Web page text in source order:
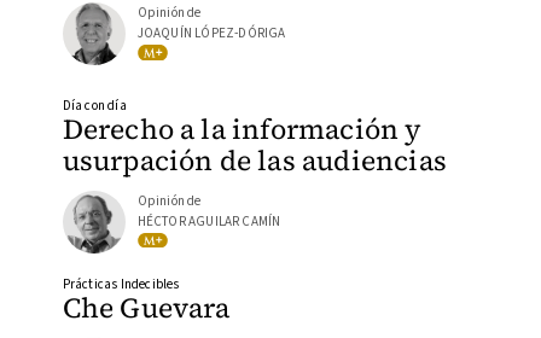
Opinión de
JOAQUÍN LÓPEZ-DÓRIGA
Derecho a la información y
usurpación de las audiencias
Día con día
Opinión de
HÉCTOR AGUILAR CAMÍN
Che Guevara
Prácticas Indecibles